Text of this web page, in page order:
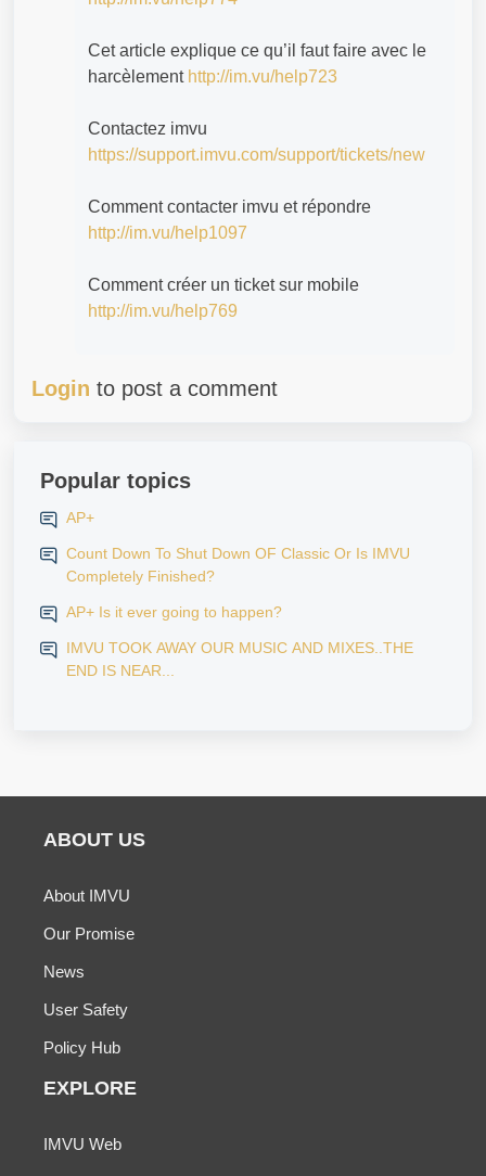
Cet article explique ce qu’il faut faire avec le
harcèlement http://im.vu/help723
Contactez imvu
https://support.imvu.com/support/tickets/new
Comment contacter imvu et répondre
http://im.vu/help1097
Comment créer un ticket sur mobile
http://im.vu/help769
Login to post a comment
Popular topics
AP+
Count Down To Shut Down OF Classic Or Is IMVU
Completely Finished?
AP+ Is it ever going to happen?
IMVU TOOK AWAY OUR MUSIC AND MIXES..THE
END IS NEAR...
ABOUT US
About IMVU
Our Promise
News
User Safety
Policy Hub
EXPLORE
IMVU Web